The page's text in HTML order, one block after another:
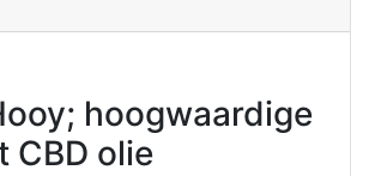
hoogwaardige
CBD olie